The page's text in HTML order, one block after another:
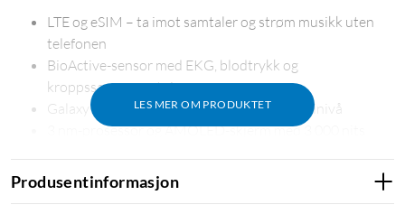
LES MER OM PRODUKTET
LTE og eSIM – ta imot samtaler og strøm musikk uten
telefonen
BioActive-sensor med EKG, blodtrykk og
kroppssammensetning
Galaxy AI analyserer søvn, trening og energinivå
3 nm-prosessor og AMOLED-skjerm med 3 000 nits
Produsentinformasjon